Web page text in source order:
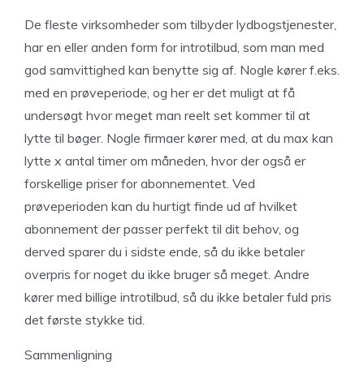
De fleste virksomheder som tilbyder lydbogstjenester,
har en eller anden form for introtilbud, som man med
god samvittighed kan benytte sig af. Nogle kører f.eks.
med en prøveperiode, og her er det muligt at få
undersøgt hvor meget man reelt set kommer til at
lytte til bøger. Nogle firmaer kører med, at du max kan
lytte x antal timer om måneden, hvor der også er
forskellige priser for abonnementet. Ved
prøveperioden kan du hurtigt finde ud af hvilket
abonnement der passer perfekt til dit behov, og
derved sparer du i sidste ende, så du ikke betaler
overpris for noget du ikke bruger så meget. Andre
kører med billige introtilbud, så du ikke betaler fuld pris
det første stykke tid.
Sammenligning